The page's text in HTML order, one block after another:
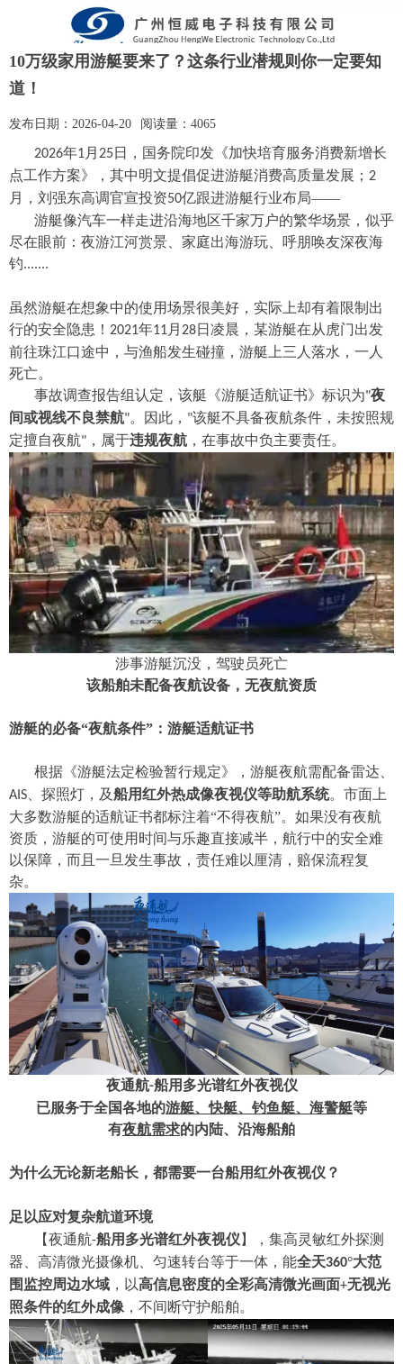
10万级家用游艇要来了？这条行业潜规则你一定要知
道！
发布日期： 2026-04-20 阅读量： 4065
2026年1月 25日，国务院印发《加快培育服务消费新增长
点工作方案》，其中明文提倡促进游艇消费高质量发展； 2
月，刘强东高调官宣投资50亿跟进游艇行业布局——
游艇像汽车一样走进沿海地区千家万户的繁华场景，似乎
尽在眼前：夜游江河赏景、家庭出海游玩、呼朋唤友深夜海
钓.......
虽然游艇在想象中的使用场景很美好，实际上却有着限制出
行的安全隐患！ 2021年11月 28日凌晨，某游艇在从虎门出发
前往珠江口途中，与渔船发生碰撞，游艇上三人落水，一人
死亡。
事故调查报告组认定， 该艇《游艇适航证书》 标识为"夜
间或视线不良禁航"。因此， "该艇不具备夜航条件，未按照规
定擅自夜航" ，属于违规夜航 ，在事故中负主要责任。
涉事游艇沉没，驾驶员死亡
该船舶未配备夜航设备，无夜航资质
游艇的必备“夜航条件”：游艇适航证书
根据《游艇法定检验暂行规定》，游艇夜航需配备雷达、
AIS 、探照灯 ， 及船用红外热成像夜视仪等助航系统。 市面上
大多数游艇的适航证书都标注着“不得夜航”。如果没有夜航
资质，游艇的可使用时间与乐趣直接减半，航行中的安全难
以保障，而且一旦发生事故，责任难以厘清，赔保流程复
杂。
夜通航-船用多光谱红外夜视仪
已服务于全国各地的游艇、快艇、钓鱼艇、海警艇等
有夜航需求的内陆、沿海船舶
为什么无论新老船长，都需要一台船用红外夜视仪？
足以应对复杂航道环境
【夜通航-船用多光谱红外夜视仪 】，集高灵敏红外探测
器、高清微光摄像机、匀速转台等于一体 ， 能全天360°大范
围监控周边水域 ，以高信息密度的全彩高清微光画面+无视光
照条件的红外成像 ， 不间断守护船舶。